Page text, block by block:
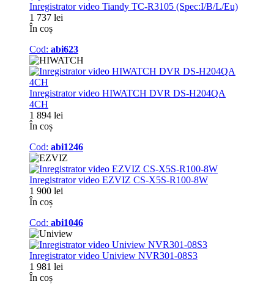
Inregistrator video Tiandy TC-R3105 (Spec:I/B/L/Eu)
1 737 lei
În coș
Cod: abi623
Inregistrator video HIWATCH DVR DS-H204QA
4CH
1 894 lei
În coș
Cod: abi1246
Inregistrator video EZVIZ CS-X5S-R100-8W
1 900 lei
În coș
Cod: abi1046
Inregistrator video Uniview NVR301-08S3
1 981 lei
În coș